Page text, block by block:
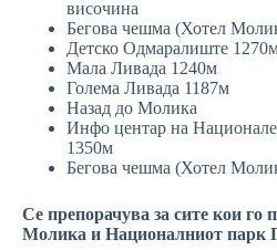
височина
Бегова чешма (Хотел
Детско Одмаралиште
Мала Ливада 1240м
Голема Ливада 1187м
Назад до Молика
Инфо центар на
1350м
Бегова чешма (Хотел
Се препорачува за сите кои го
Молика и Националниот парк